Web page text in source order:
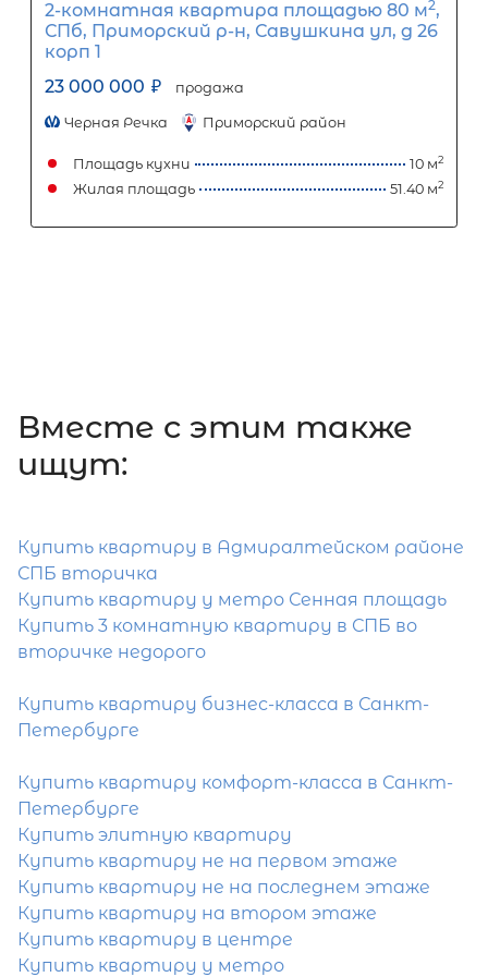
3-комнатная квартира площадью
СПб, Приморский р-н, Коломяжский
Затрудняетесь с выбором?
Мы поможем подобрать
сжатые сроки
Популярное
Вместе c этим также
ищут:
Купить квартиру в Адмиралтейском районе
СПБ вторичка
Купить квартиру у метро Сенная площадь
Купить 3 комнатную квартиру в СПБ во
вторичке недорого
Купить квартиру бизнес-класса в Санкт-
Петербурге
Купить квартиру комфорт-класса в Санкт-
Петербурге
Купить элитную квартиру
Купить квартиру не на первом этаже
Купить квартиру не на последнем этаже
Купить квартиру на втором этаже
Купить квартиру в центре
Купить квартиру у метро